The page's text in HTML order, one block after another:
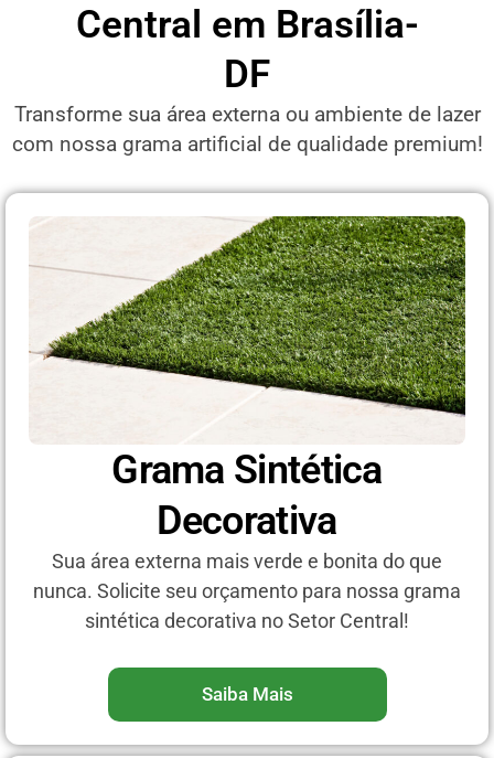
Central em Brasília-
DF
Transforme sua área externa ou ambiente de lazer
com nossa grama artificial de qualidade premium!
Grama Sintética
Decorativa
Sua área externa mais verde e bonita do que
nunca. Solicite seu orçamento para nossa grama
sintética decorativa no Setor Central!
Saiba Mais